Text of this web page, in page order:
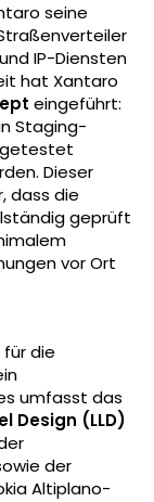
seine
IP-Diensten
hat Xantaro
eingeführt:
Staging-
getestet
Dieser
dass die
geprüft
vor Ort
die
umfasst das
Design (LLD)
der
Altiplano-